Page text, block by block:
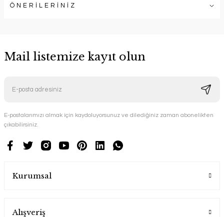
ÖNERİLERİNİZ
Mail listemize kayıt olun
E-postalarımızı almak için kaydoluyorsunuz ve dilediğiniz zaman abonelikten
çıkabilirsiniz.
Kurumsal
Alışveriş